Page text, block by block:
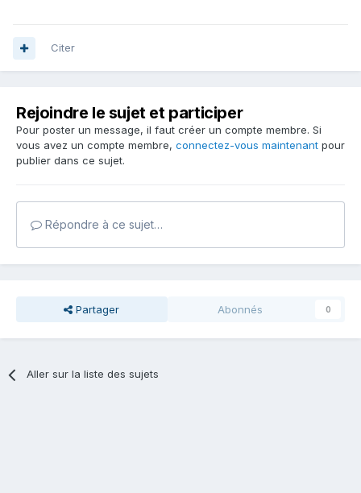
Citer
Rejoindre le sujet et participer
Pour poster un message, il faut créer un compte membre. Si
vous avez un compte membre, connectez-vous maintenant pour
publier dans ce sujet.
Répondre à ce sujet…
Partager Abonnés 0
Aller sur la liste des sujets